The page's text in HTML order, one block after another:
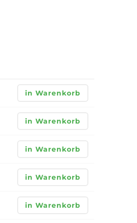
in Warenkorb
in Warenkorb
in Warenkorb
in Warenkorb
in Warenkorb